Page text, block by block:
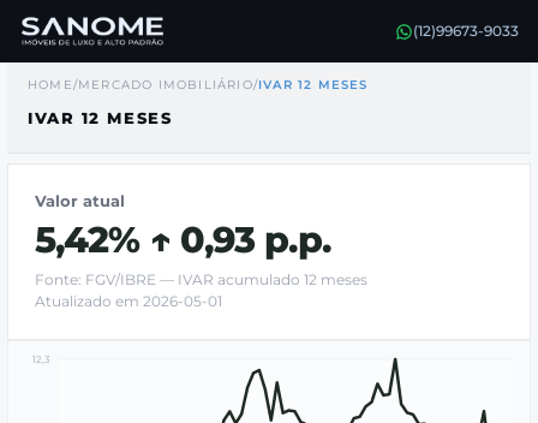
(12)99673-9033
HOME/MERCADO IMOBILIÁRIO/IVAR 12 MESES
IVAR 12 MESES
Valor atual
5,42% ↑ 0,93 p.p.
Fonte: FGV/IBRE — IVAR acumulado 12 meses
Atualizado em 2026-05-01
12,3